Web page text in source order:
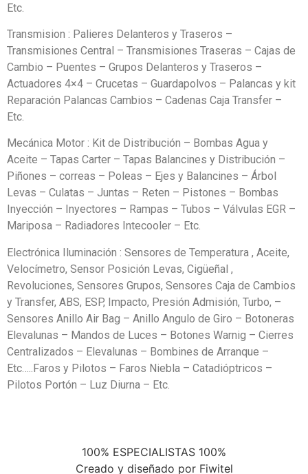
Etc.
Transmision : Palieres Delanteros y Traseros –
Transmisiones Central – Transmisiones Traseras – Cajas de
Cambio – Puentes – Grupos Delanteros y Traseros –
Actuadores 4×4 – Crucetas – Guardapolvos – Palancas y kit
Reparación Palancas Cambios – Cadenas Caja Transfer –
Etc.
Mecánica Motor : Kit de Distribución – Bombas Agua y
Aceite – Tapas Carter – Tapas Balancines y Distribución –
Piñones – correas – Poleas – Ejes y Balancines – Árbol
Levas – Culatas – Juntas – Reten – Pistones – Bombas
Inyección – Inyectores – Rampas – Tubos – Válvulas EGR –
Mariposa – Radiadores Intecooler – Etc.
Electrónica Iluminación : Sensores de Temperatura , Aceite,
Velocímetro, Sensor Posición Levas, Cigüeñal ,
Revoluciones, Sensores Grupos, Sensores Caja de Cambios
y Transfer, ABS, ESP, Impacto, Presión Admisión, Turbo, –
Sensores Anillo Air Bag – Anillo Angulo de Giro – Botoneras
Elevalunas – Mandos de Luces – Botones Warnig – Cierres
Centralizados – Elevalunas – Bombines de Arranque –
Etc…..Faros y Pilotos – Faros Niebla – Catadióptricos –
Pilotos Portón – Luz Diurna – Etc.
100% ESPECIALISTAS 100%
Creado y diseñado por Fiwitel